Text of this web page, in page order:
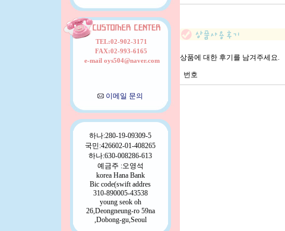
TEL:02-902-3171
FAX:02-993-6165
e-mail oys504@naver.com
이메일 문의
하나:280-19-09309-5
국민:426602-01-408265
하나:630-008286-613
예금주 :오영석
korea Hana Bank
Bic code(swift addres
310-890005-43538
young seok oh
26,Deongneung-ro 59na
,Dobong-gu,Seoul
상품에 대한 후기를 남겨주세요.
번호